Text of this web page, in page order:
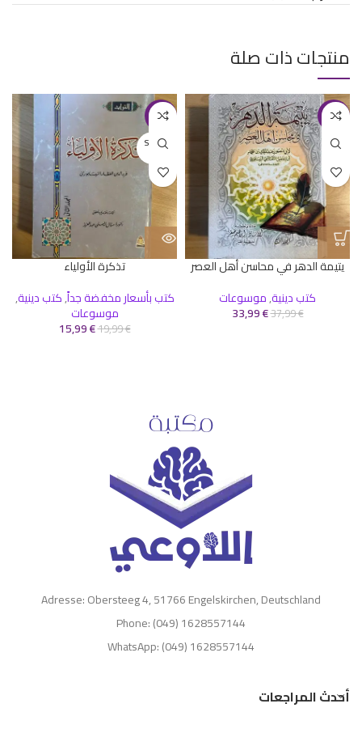
منتجات ذات صلة
-11%
يتيمة الدهر في محاسن أهل العصر
كتب دينية,موسوعات
37,99€
33,99€
-20%
SOLD O
UT
تذكرة الأولياء
كتب بأسعار مخفضة جداً,كتب دينية,
موسوعات
19,99€
15,99€
Adresse: Obersteeg 4, 51766 Engelskirchen, Deutschland
Phone: (049) 1628557144
WhatsApp: (049) 1628557144
أحدث المراجعات